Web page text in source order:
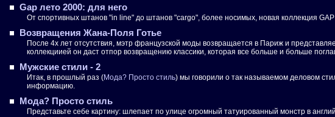
Gap лето 2000: для него
От спортивных штанов "in line" до штанов "cargo", более носимых, новая коллекция
Возвращения Жана-Поля Готье
После 4х лет отсутствия, мэтр французской моды возвращается в Париж и
коллекциией он даст отпор возвращению классики, которая все больше и больше
Мужские стили - 2
Итак, в прошлый раз (Мода? Просто стиль) мы говорили о так называемом деловом
информацию.
Мода? Просто стиль
Представьте себе картину: шлепает по улице огромный татуированный монстр в